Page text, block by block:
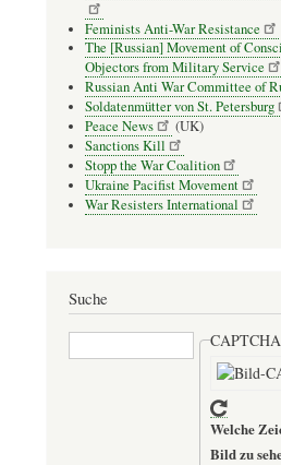
Feminists Anti-War Resistance
The [Russian] Movement of
Objectors from Military Service
Russian Anti War Committee of
Soldatenmütter von St. Petersburg
Peace News
(UK)
Sanctions Kill
Stopp the War Coalition
Ukraine Pacifist Movement
War Resisters International
Suche
Suche CAPTCHA
Welche
Bild zu